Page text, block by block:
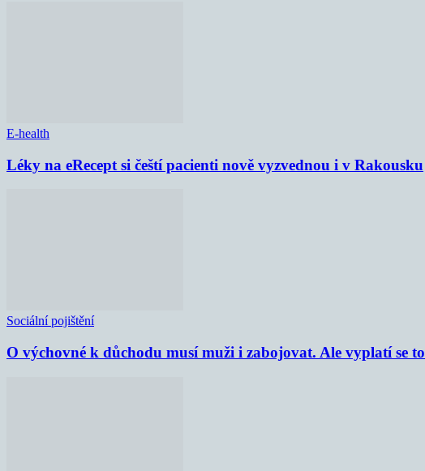
E-health
Léky na eRecept si čeští pacienti nově vyzvednou i v Rakousku
Sociální pojištění
O výchovné k důchodu musí muži i zabojovat. Ale vyplatí se to